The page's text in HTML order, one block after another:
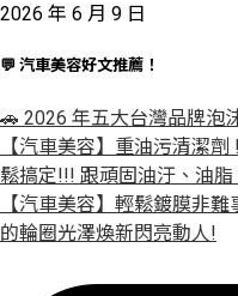
2026 年 6 月 9 日
💬 汽車美容好文推薦！
🚗 2026 年五大台灣品牌泡
【汽車美容】重油污清潔
鬆搞定!!! 跟頑固油汙、油脂
【汽車美容】輕鬆鍍膜非
的輪圈光澤煥新閃亮動人!